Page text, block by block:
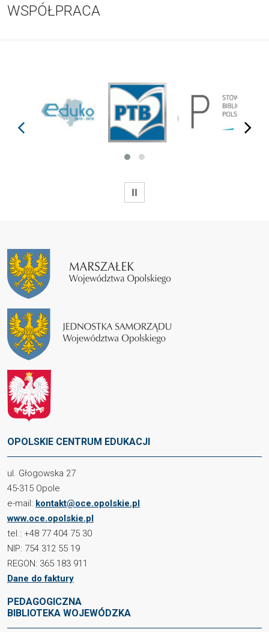
WSPÓŁPRACA
prev next
WSTRZYMAJ
OPOLSKIE CENTRUM EDUKACJI
ul. Głogowska 27
45-315 Opole
e-mail: kontakt@oce.opolskie.pl
www.oce.opolskie.pl
tel.: +48 77 404 75 30
NIP: 754 312 55 19
REGON: 365 183 911
Dane do faktury
PEDAGOGICZNA
BIBLIOTEKA WOJEWÓDZKA